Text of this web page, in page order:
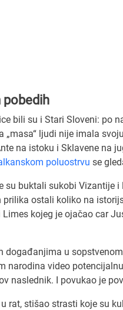
pobedih
bili su i Stari Sloveni: po
„masa“ ljudi nije imala
na istoku i Sklavene na
poluostrvu se
su buktali sukobi Vizantije
ostali koliko na
kojeg je ojačao car
u
narodina video
naslednik. I povukao je
rat, stišao strasti koje su